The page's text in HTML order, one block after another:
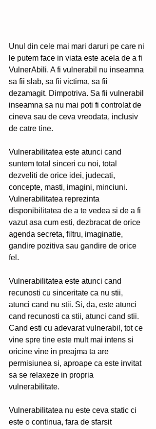
Unul din cele mai mari daruri pe care ni
le putem face in viata este acela de a fi
VulnerAbili. A fi vulnerabil nu inseamna
sa fii slab, sa fii victima, sa fii
dezamagit. Dimpotriva. Sa fii vulnerabil
inseamna sa nu mai poti fi controlat de
cineva sau de ceva vreodata, inclusiv
de catre tine.
Vulnerabilitatea este atunci cand
suntem total sinceri cu noi, total
dezveliti de orice idei, judecati,
concepte, masti, imagini, minciuni.
Vulnerabilitatea reprezinta
disponibilitatea de a te vedea si de a fi
vazut asa cum esti, dezbracat de orice
agenda secreta, filtru, imaginatie,
gandire pozitiva sau gandire de orice
fel.
Vulnerabilitatea este atunci cand
recunosti cu sinceritate ca nu stii,
atunci cand nu stii. Si, da, este atunci
cand recunosti ca stii, atunci cand stii.
Cand esti cu adevarat vulnerabil, tot ce
vine spre tine este mult mai intens si
oricine vine in preajma ta are
permisiunea si, aproape ca este invitat
sa se relaxeze in propria
vulnerabilitate.
Vulnerabilitatea nu este ceva static ci
este o continua, fara de sfarsit